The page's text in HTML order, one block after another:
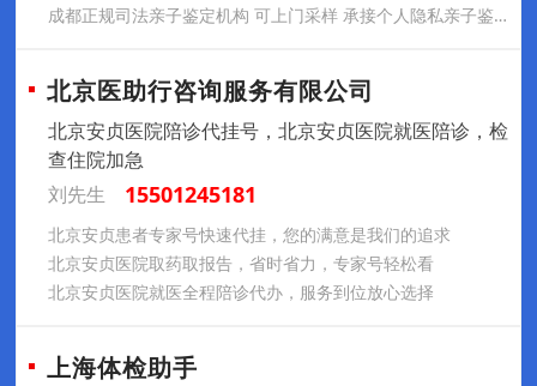
成都正规司法亲子鉴定机构 可上门采样 承接个人隐私亲子鉴定 孕期亲子鉴定 孕期无创亲子鉴定
北京医助行咨询服务有限公司
北京安贞医院陪诊代挂号，北京安贞医院就医陪诊，检
查住院加急
刘先生
15501245181
北京安贞患者专家号快速代挂，您的满意是我们的追求
北京安贞医院取药取报告，省时省力，专家号轻松看
北京安贞医院就医全程陪诊代办，服务到位放心选择
上海体检助手